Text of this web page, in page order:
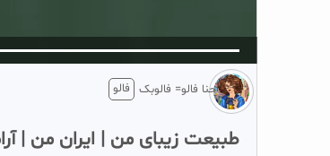
حنا فالو= فالوبک فالو
طبیعت زیبای من | ایران من |